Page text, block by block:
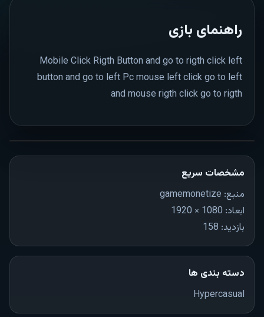
راهنمای بازی
Mobile Click Rigth Button and go to rigth click left
button and go to left Pc mouse left click go to left
and mouse rigth click go to rigth
مشخصات سریع
منبع: gamemonetize
ابعاد: 1080 × 1920
بازدید: 158
دسته بندی ها
Hypercasual